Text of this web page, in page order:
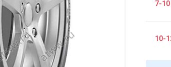
7-
10-